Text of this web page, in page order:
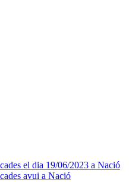
el dia 19/06/2023 a Nació
avui a Nació